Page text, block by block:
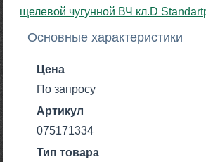
Основные характеристики
Цена
По запросу
Артикул
075171334
Тип товара